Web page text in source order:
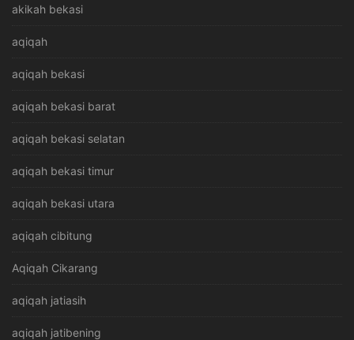
akikah bekasi
aqiqah
aqiqah bekasi
aqiqah bekasi barat
aqiqah bekasi selatan
aqiqah bekasi timur
aqiqah bekasi utara
aqiqah cibitung
Aqiqah Cikarang
aqiqah jatiasih
aqiqah jatibening